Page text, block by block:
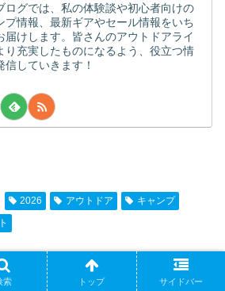
ログでは、私の体験談や初心者向けの
プ情報、最新ギアやセール情報をいち
届けします。皆さんのアウトドアライ
り充実したものになるよう、役立つ情
信していきます！
2026 アウトドア
キャンプ
シェアする
索 トップ サイドバー